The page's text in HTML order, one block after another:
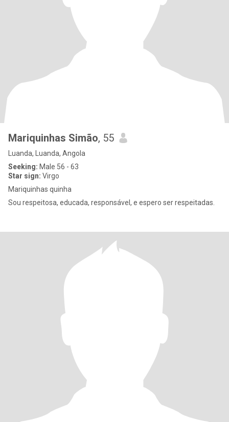
Mariquinhas Simão, 55
Luanda, Luanda, Angola
Seeking: Male 56 - 63
Star sign: Virgo
Mariquinhas quinha
Sou respeitosa, educada, responsável, e espero ser respeitadas.